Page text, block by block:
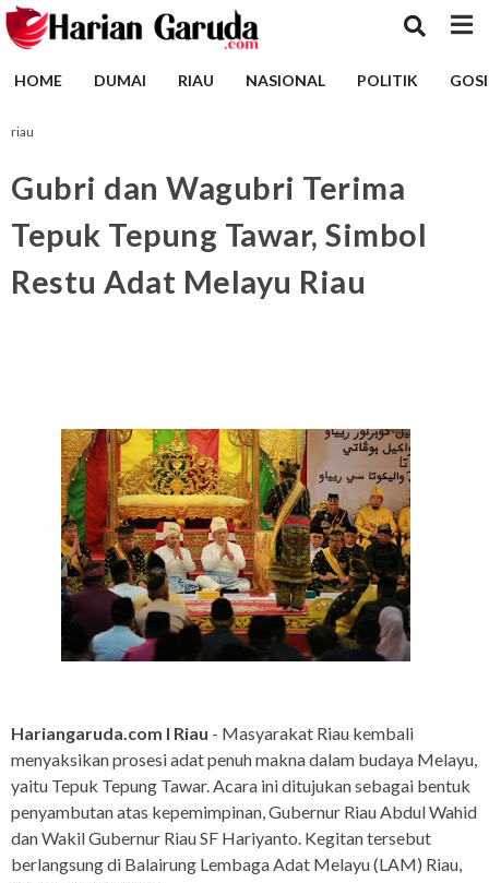
HOME DUMAI RIAU NASIONAL POLITIK
riau
Gubri dan Wagubri Terima
Tepuk Tepung Tawar, Simbol
Restu Adat Melayu Riau
Hariangaruda.com I Riau - Masyarakat Riau kembali
menyaksikan prosesi adat penuh makna dalam budaya Melayu,
yaitu Tepuk Tepung Tawar. Acara ini ditujukan sebagai bentuk
penyambutan atas kepemimpinan, Gubernur Riau Abdul Wahid
dan Wakil Gubernur Riau SF Hariyanto. Kegitan tersebut
berlangsung di Balairung Lembaga Adat Melayu (LAM) Riau,